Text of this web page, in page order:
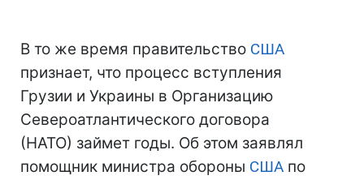
В то же время правительство США
признает, что процесс вступления
Грузии и Украины в Организацию
Североатлантического договора
(НАТО) займет годы. Об этом заявлял
помощник министра обороны США по